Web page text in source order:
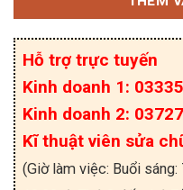
Hỗ trợ trực tuyến
Kinh doanh 1:
Kinh doanh 2:
Kĩ thuật viên sửa
(Giờ làm việc: Buổi